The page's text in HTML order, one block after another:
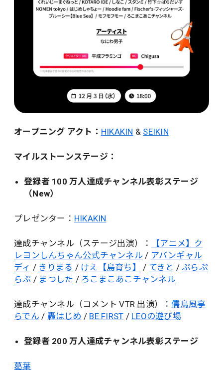
オープニング アクト： HIKAKIN & SEIKIN
マイルストーンステージ：
登録者 100 万人達成チャンネル表彰ステージ
（New）
プレゼンター： HIKAKIN
達成チャンネル（ステージ出演）：
【アニメ】ク
レヨンしんちゃん公式チャンネル / アバンギャル
ディ / きりまる / けえ【島育ち】 / てきと / ぷらぷ
らぶ / まつした / ろこまこあこチャンネル
達成チャンネル（コメント VTR 出演）： 儒烏風亭
らでん / 轟はじめ / BE:FIRST / LEOの遊び場
登録者 200 万人達成チャンネル表彰ステージ
葛葉